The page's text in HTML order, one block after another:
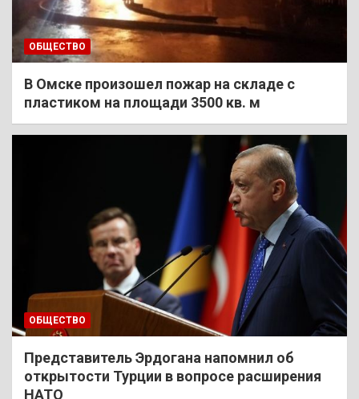
ОБЩЕСТВО
В Омске произошел пожар на складе с
пластиком на площади 3500 кв. м
ОБЩЕСТВО
Представитель Эрдогана напомнил об
открытости Турции в вопросе расширения
НАТО